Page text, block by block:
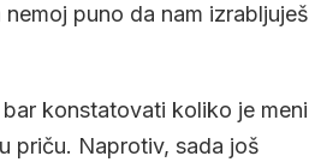
puno da nam izrabljuješ
konstatovati koliko je meni
priču. Naprotiv, sada još